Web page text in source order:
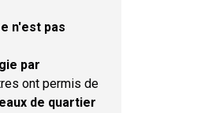
n'est pas
par
ont permis de
de quartier